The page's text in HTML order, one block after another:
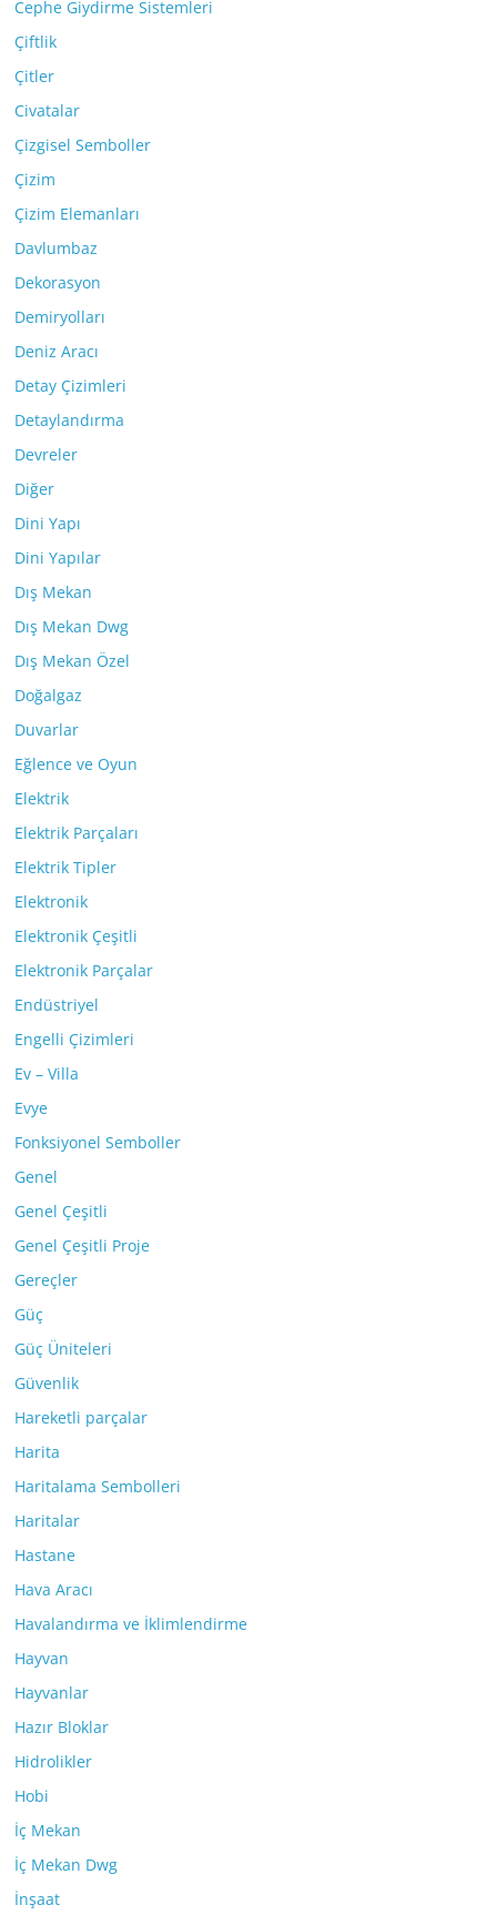
Cephe Giydirme Sistemleri
Çiftlik
Çitler
Civatalar
Çizgisel Semboller
Çizim
Çizim Elemanları
Davlumbaz
Dekorasyon
Demiryolları
Deniz Aracı
Detay Çizimleri
Detaylandırma
Devreler
Diğer
Dini Yapı
Dini Yapılar
Dış Mekan
Dış Mekan Dwg
Dış Mekan Özel
Doğalgaz
Duvarlar
Eğlence ve Oyun
Elektrik
Elektrik Parçaları
Elektrik Tipler
Elektronik
Elektronik Çeşitli
Elektronik Parçalar
Endüstriyel
Engelli Çizimleri
Ev – Villa
Evye
Fonksiyonel Semboller
Genel
Genel Çeşitli
Genel Çeşitli Proje
Gereçler
Güç
Güç Üniteleri
Güvenlik
Hareketli parçalar
Harita
Haritalama Sembolleri
Haritalar
Hastane
Hava Aracı
Havalandırma ve İklimlendirme
Hayvan
Hayvanlar
Hazır Bloklar
Hidrolikler
Hobi
İç Mekan
İç Mekan Dwg
İnşaat